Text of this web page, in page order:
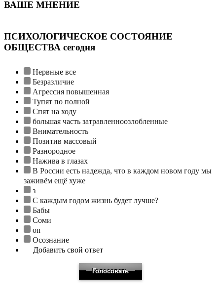
ВАШЕ МНЕНИЕ
ПСИХОЛОГИЧЕСКОЕ СОСТОЯНИЕ
ОБЩЕСТВА сегодня
Нервные все
Безразличие
Агрессия повышенная
Тупят по полной
Спят на ходу
большая часть затравленноозлобленные
Внимательность
Позитив массовый
Разнородное
Нажива в глазах
В России есть надежда, что в каждом новом году мы
заживём ещё хуже
з
С каждым годом жизнь будет лучше?
Бабы
Соми
on
Осознание
Добавить свой ответ